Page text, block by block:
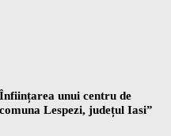
unui centru de
Lespezi, județul Iasi”